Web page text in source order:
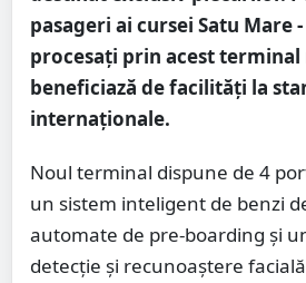
pasageri ai cursei Satu Mare
procesați prin acest
beneficiază de facilități la
internaționale.
Noul terminal dispune de 4
un sistem inteligent de benzi
automate de pre-boarding și
detecție și recunoaștere